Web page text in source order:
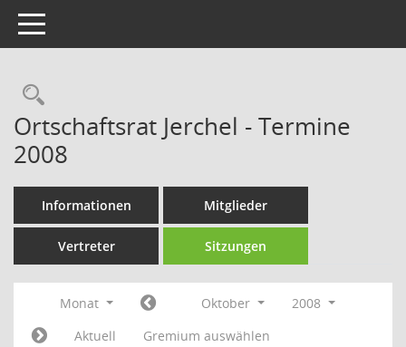
Toggle navigation
Rechercheauswahl
Ortschaftsrat Jerchel - Termine
2008
Informationen Mitglieder
Vertreter Sitzungen
Monat Oktober
2008
Aktuell
Gremium auswählen